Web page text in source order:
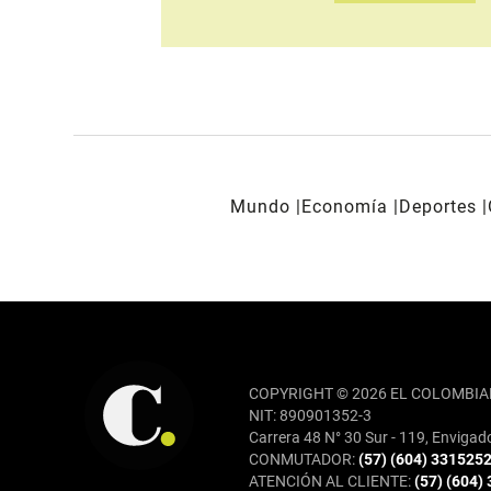
Mundo Economía Deportes
COPYRIGHT © 2026 EL
NIT: 890901352-3
Carrera 48 N° 30 Sur - 119,
CONMUTADOR:(57) (604)
ATENCIÓN AL CLIENTE:(57) (604)